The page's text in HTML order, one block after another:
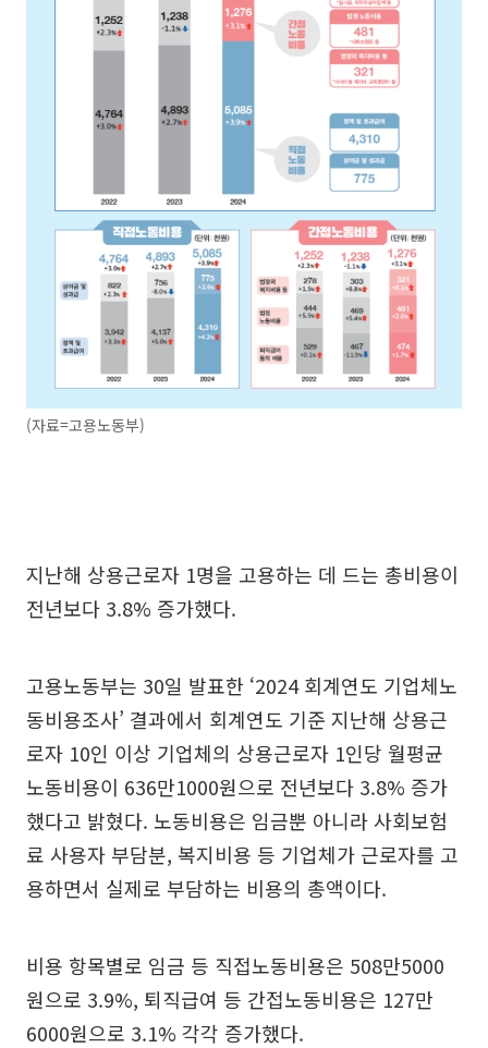
(자료=고용노동부)
지난해 상용근로자 1명을 고용하는 데 드는 총비용이
전년보다 3.8% 증가했다.
고용노동부는 30일 발표한 ‘2024 회계연도 기업체노
동비용조사’ 결과에서 회계연도 기준 지난해 상용근
로자 10인 이상 기업체의 상용근로자 1인당 월평균
노동비용이 636만1000원으로 전년보다 3.8% 증가
했다고 밝혔다. 노동비용은 임금뿐 아니라 사회보험
료 사용자 부담분, 복지비용 등 기업체가 근로자를 고
용하면서 실제로 부담하는 비용의 총액이다.
비용 항목별로 임금 등 직접노동비용은 508만5000
원으로 3.9%, 퇴직급여 등 간접노동비용은 127만
6000원으로 3.1% 각각 증가했다.